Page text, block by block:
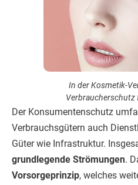
In der Kosmetik-
Verbraucherschutz
Der Konsumentenschutz
Verbrauchsgütern auch
Güter wie Infrastruktur.
grundlegende Strömungen.
Vorsorgeprinzip, welches